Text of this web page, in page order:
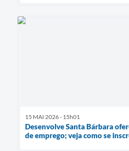
15 MAI 2026 - 15h01
Desenvolve Santa Bárbara
de emprego; veja como se